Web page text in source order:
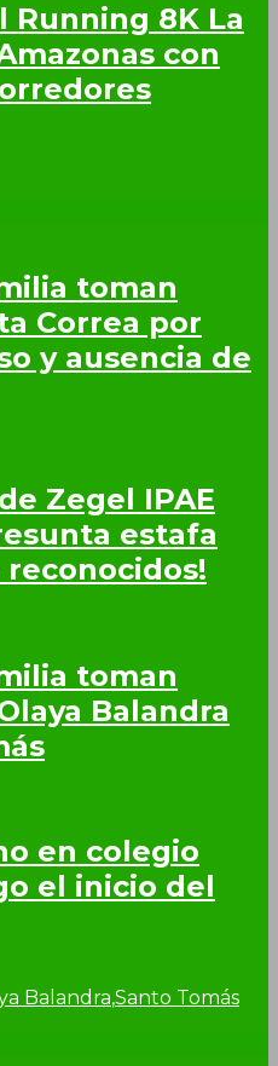
Running 8K La
con
toman
Correa por
y ausencia de
Zegel IPAE
estafa
toman
Balandra
en colegio
el inicio del
Balandra,Santo Tomás